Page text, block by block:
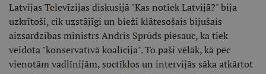
Latvijas Televīzijas diskusijā "Kas notiek Latvijā?" bija
uzkrītoši, cik uzstājīgi un bieži klātesošais bijušais
aizsardzības ministrs Andris Sprūds piesauc, ka tiek
veidota "konservatīvā koalīcija". To paši vēlāk, kā pēc
vienotām vadlīnijām, soctīklos un intervijās sāka atkārtot